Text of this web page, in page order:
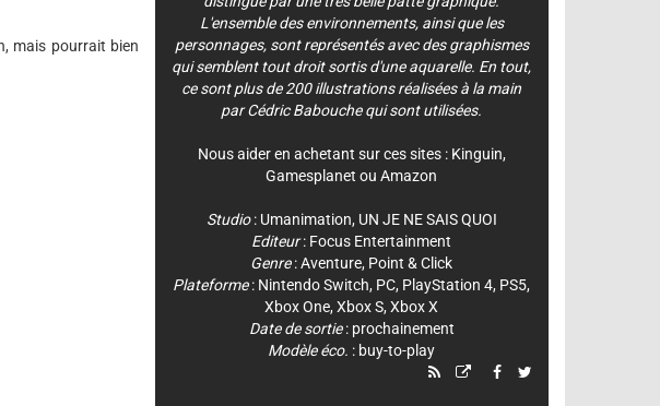
mais pourrait bien
L'ensemble des environnements, ainsi que les
personnages, sont représentés avec des graphismes
qui semblent tout droit sortis d'une aquarelle. En tout,
ce sont plus de 200 illustrations réalisées à la main
par Cédric Babouche qui sont utilisées.
Nous aider en achetant sur ces sites : Kinguin,
Gamesplanet ouAmazon
Studio: Umanimation, UN JE NE SAIS QUOI
Editeur: Focus Entertainment
Genre:Aventure, Point & Click
Plateforme: Nintendo Switch, PC, PlayStation 4, PS5,
Xbox One,Xbox S,Xbox X
Date de sortie: prochainement
Modèle éco. : buy-to-play